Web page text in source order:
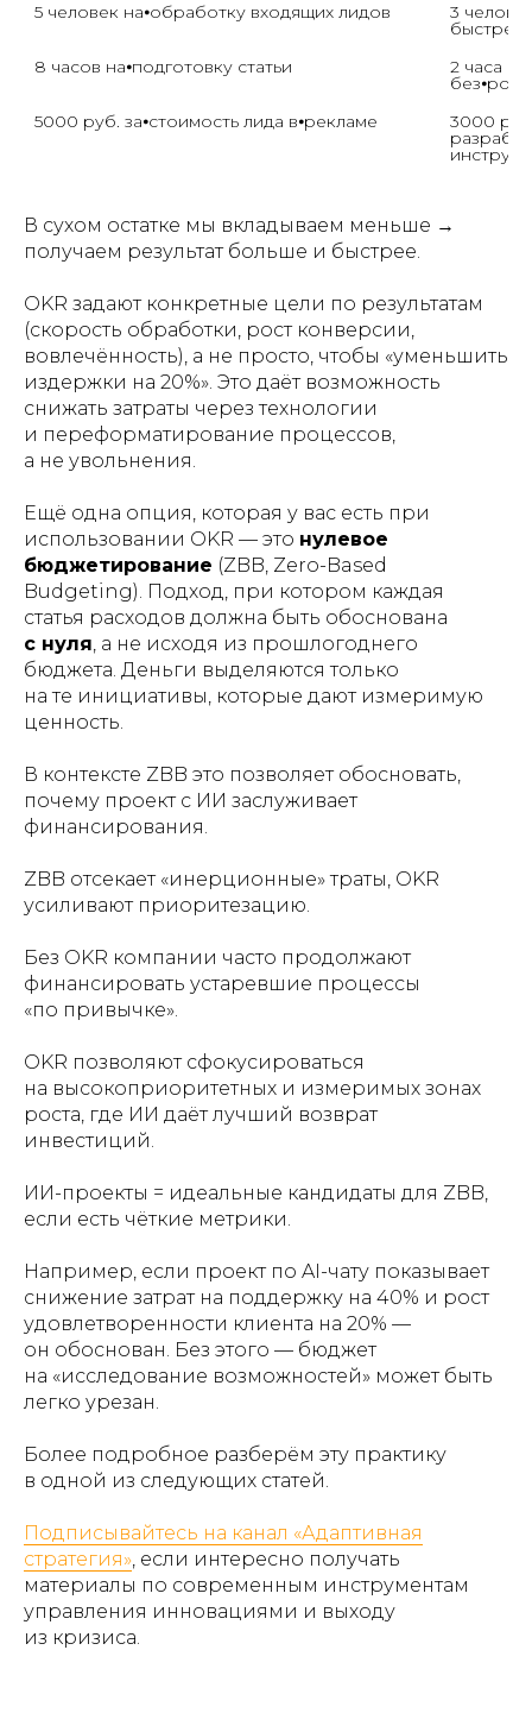
5 человек на⦁обработку входящих лидов
3
быстрее
8 часов на⦁подготовку статьи
2 часа
5000 руб. за⦁стоимость лида в⦁рекламе
3000 руб
В сухом остатке мы вкладываем меньше →
получаем результат больше и быстрее.
OKR задают конкретные цели по результатам
(скорость обработки, рост конверсии,
вовлечённость), а не просто, чтобы «уменьшить
издержки на 20%». Это даёт возможность
снижать затраты через технологии
и переформатирование процессов,
а не увольнения.
Ещё одна опция, которая у вас есть при
использовании OKR — это нулевое
бюджетирование (ZBB, Zero-Based
Budgeting). Подход, при котором каждая
статья расходов должна быть обоснована
с нуля, а не исходя из прошлогоднего
бюджета. Деньги выделяются только
на те инициативы, которые дают измеримую
ценность.
В контексте ZBB это позволяет обосновать,
почему проект с ИИ заслуживает
финансирования.
ZBB отсекает «инерционные» траты, OKR
усиливают приоритезацию.
Без OKR компании часто продолжают
финансировать устаревшие процессы
«по привычке».
OKR позволяют сфокусироваться
на высокоприоритетных и измеримых зонах
роста, где ИИ даёт лучший возврат
инвестиций.
ИИ-проекты = идеальные кандидаты для ZBB,
если есть чёткие метрики.
Например, если проект по AI-чату показывает
снижение затрат на поддержку на 40% и рост
удовлетворенности клиента на 20% —
он обоснован. Без этого — бюджет
на «исследование возможностей» может быть
легко урезан.
Более подробное разберём эту практику
в одной из следующих статей.
Подписывайтесь на канал «Адаптивная
стратегия», если интересно получать
материалы по современным инструментам
управления инновациями и выходу
из кризиса.